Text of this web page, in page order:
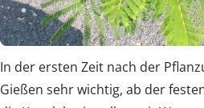
In der ersten Zeit nach der
Gießen sehr wichtig, ab der